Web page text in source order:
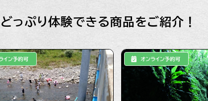
大鯛
っぷり体験できる商品をご紹介！